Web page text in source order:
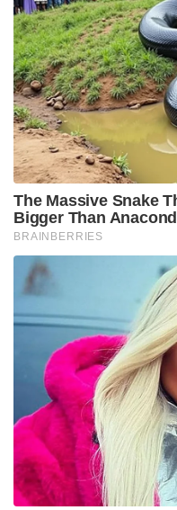
The Massive Snake
Bigger Than
BRAINBERRIES